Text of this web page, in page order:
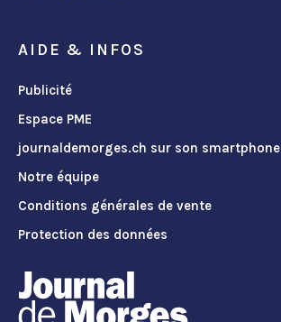
AIDE & INFOS
Publicité
Espace PME
journaldemorges.ch sur son smartphone
Notre équipe
Conditions générales de vente
Protection des données